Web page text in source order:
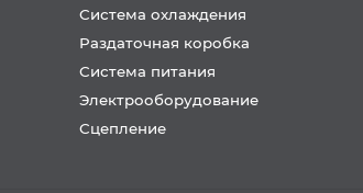
Система охлаждения
Раздаточная коробка
Система питания
Электрооборудование
Сцепление